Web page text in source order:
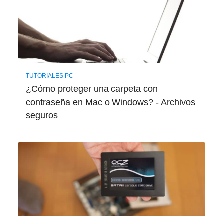
TUTORIALES PC
¿Cómo proteger una carpeta con
contraseña en Mac o Windows? - Archivos
seguros